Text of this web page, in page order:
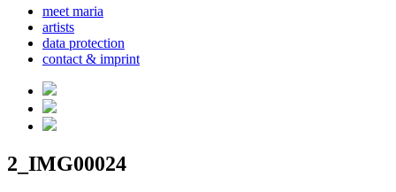
meet maria
artists
data protection
contact & imprint
2_IMG00024